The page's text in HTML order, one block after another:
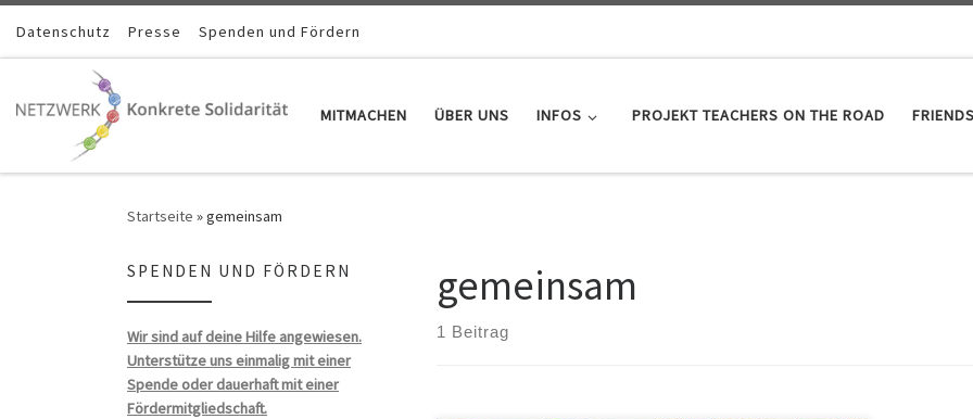
Zum Inhalt springen
Datenschutz Presse Spenden und Fördern
MITMACHEN ÜBER UNS INFOS PROJEKT TEACHERS ON THE ROAD FRIENDS
Startseite »gemeinsam
gemeinsam
1 Beitrag
SPENDEN UND FÖRDERN
Wir sind auf deine Hilfe angewiesen.
Unterstütze uns einmalig mit einer
Spende oder dauerhaft mit einer
Fördermitgliedschaft.